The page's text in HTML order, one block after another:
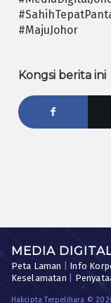
#MajuJohor
Kongsi berita ini
MEDIA
Peta Laman Info
Keselamatan
Hakcipta Terpelihara ©